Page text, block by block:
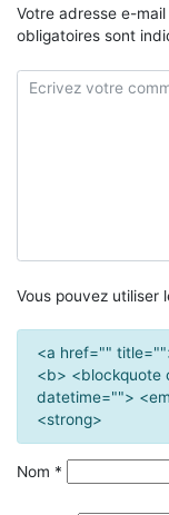
Votre adresse e-
obligatoires sont
Vous pouvez utiliser
<a href=""
<b> <blockquote
datetime="">
<strong>
Nom *